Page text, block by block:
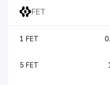
FET
1 FET
5 FET